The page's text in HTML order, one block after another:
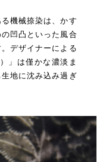
機械捺染は、かす
凹凸といった風合
デザイナーによる
」は僅かな濃淡ま
地に沈み込み過ぎ